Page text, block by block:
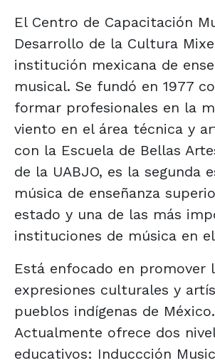
El Centro de Capacitación
Desarrollo de la Cultura
institución mexicana de
musical. Se fundó en 1977
formar profesionales en la
viento en el área técnica y
con la Escuela de Bellas
de la UABJO, es la segunda
música de enseñanza
estado y una de las más
instituciones de música en
Está enfocado en promover
expresiones culturales y
pueblos indígenas de México.
Actualmente ofrece dos
educativos: Induccción